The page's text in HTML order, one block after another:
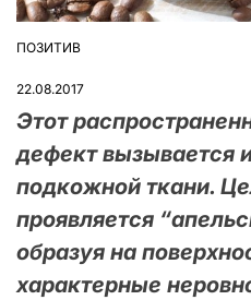
ОПУБЛІКУВАТИ
ПОЗИТИВ
22.08.2017
Этот
дефект вызывается
подкожной ткани.
проявляется
образуя на
характерные